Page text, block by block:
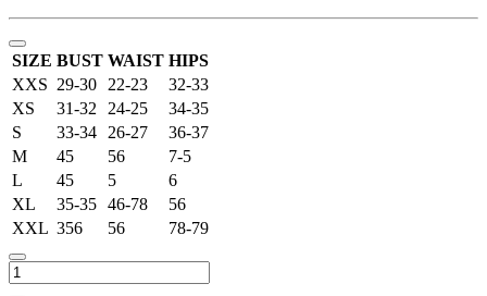
SIZE BUST WAIST HIPS
XXS 29-30 22-23
32-33
XS
31-32 24-25
34-35
S
33-34 26-27
36-37
M
45 56
7-5
L
45 5
6
XL
35-35 46-78
56
XXL 356 56 78-79